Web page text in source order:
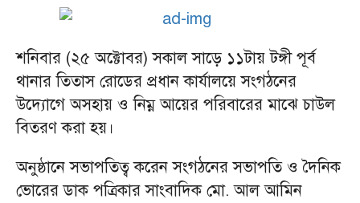
শনিবার (২৫ অক্টোবর) সকাল সাড়ে ১১টায় টঙ্গী পূর্ব
থানার তিতাস রোডের প্রধান কার্যালয়ে সংগঠনের
উদ্যোগে অসহায় ও নিম্ন আয়ের পরিবারের মাঝে চাউল
বিতরণ করা হয়।
অনুষ্ঠানে সভাপতিত্ব করেন সংগঠনের সভাপতি ও দৈনিক
ভোরের ডাক পত্রিকার সাংবাদিক মো. আল আমিন